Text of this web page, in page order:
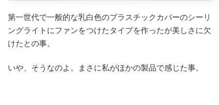
第一世代で一般的な乳白色のプラスチックカバーのシーリ
ングライトにファンをつけたタイプを作ったが美しさに欠
けたとの事。
いや、そうなのよ。まさに私がほかの製品で感じた事。